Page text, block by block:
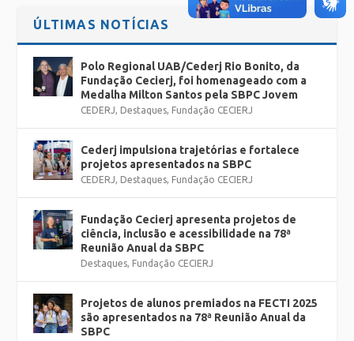
ÚLTIMAS NOTÍCIAS
Polo Regional UAB/Cederj Rio Bonito, da
Fundação Cecierj, foi homenageado com a
Medalha Milton Santos pela SBPC Jovem
CEDERJ, Destaques, Fundação CECIERJ
Cederj impulsiona trajetórias e fortalece
projetos apresentados na SBPC
CEDERJ, Destaques, Fundação CECIERJ
Fundação Cecierj apresenta projetos de
ciência, inclusão e acessibilidade na 78ª
Reunião Anual da SBPC
Destaques, Fundação CECIERJ
Projetos de alunos premiados na FECTI 2025
são apresentados na 78ª Reunião Anual da
SBPC